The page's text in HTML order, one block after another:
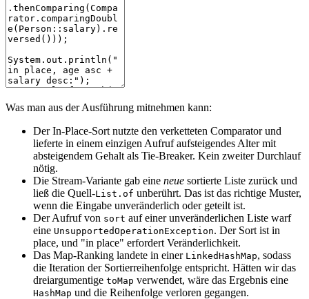
Was man aus der Ausführung mitnehmen kann:
Der In-Place-Sort nutzte den verketteten Comparator und
lieferte in einem einzigen Aufruf aufsteigendes Alter mit
absteigendem Gehalt als Tie-Breaker. Kein zweiter Durchlauf
nötig.
Die Stream-Variante gab eine neue sortierte Liste zurück und
ließ die Quell-List.of unberührt. Das ist das richtige Muster,
wenn die Eingabe unveränderlich oder geteilt ist.
Der Aufruf von sort auf einer unveränderlichen Liste warf
eine UnsupportedOperationException. Der Sort ist in
place, und "in place" erfordert Veränderlichkeit.
Das Map-Ranking landete in einer LinkedHashMap, sodass
die Iteration der Sortierreihenfolge entspricht. Hätten wir das
dreiargumentige toMap verwendet, wäre das Ergebnis eine
HashMap und die Reihenfolge verloren gegangen.